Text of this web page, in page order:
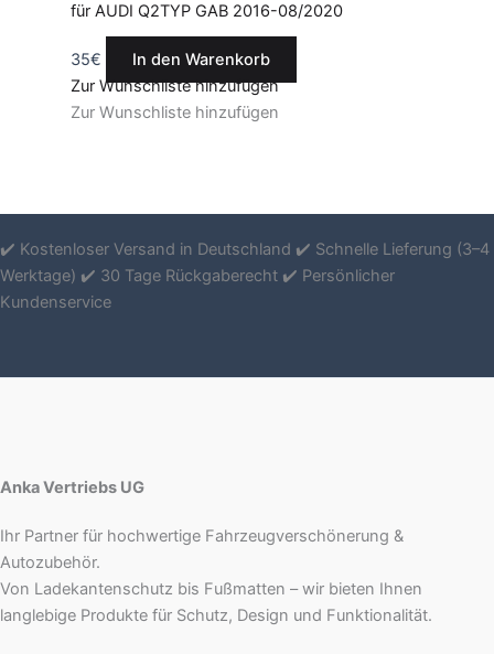
für AUDI Q2TYP GAB 2016-08/2020
35€
In den Warenkorb
Zur Wunschliste hinzufügen
Zur Wunschliste hinzufügen
✔️ Kostenloser Versand in Deutschland ✔️ Schnelle Lieferung (3–4
Werktage) ✔️ 30 Tage Rückgaberecht ✔️ Persönlicher
Kundenservice
Anka Vertriebs UG
Ihr Partner für hochwertige Fahrzeugverschönerung &
Autozubehör.
Von Ladekantenschutz bis Fußmatten – wir bieten Ihnen
langlebige Produkte für Schutz, Design und Funktionalität.